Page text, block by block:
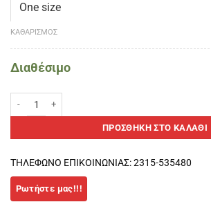
ΚΑΘΑΡΙΣΜΌΣ
Διαθέσιμο
ΠΡΟΣΘΉΚΗ ΣΤΟ ΚΑΛΆΘΙ
ΤΗΛΕΦΩΝΟ ΕΠΙΚΟΙΝΩΝΙΑΣ: 2315-535480